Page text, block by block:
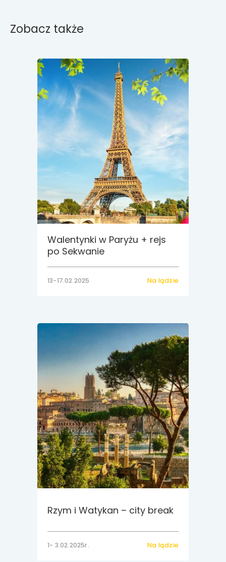
Zobacz także
Walentynki w Paryżu + rejs
po Sekwanie
13-17.02.2025 Na lądzie
Rzym i Watykan – city break
1- 3.02.2025r. Na lądzie